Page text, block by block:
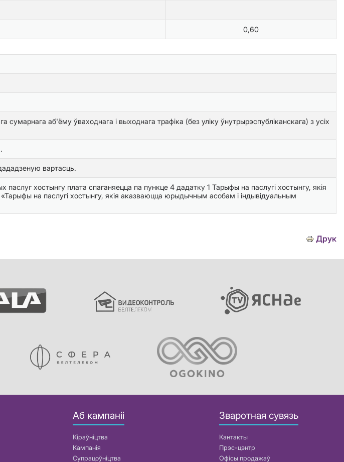
0,60
аб'ёму ўваходнага і выходнага трафіка (без уліку ўнутрырэспубліканскага) з усіх
вартасць.
паслуг хостынгу плата спаганяецца па пункце 4 дадатку 1 Тарыфы на паслугі хостынгу, якія
на паслугі хостынгу, якія аказваюцца юрыдычным асобам і індывідуальным
Друк
Аб кампаніі
Кіраўніцтва
Кампанія
Супрацоўніцтва
Зваротная сувязь
Кантакты
Прэс-цэнтр
Офісы продажаў